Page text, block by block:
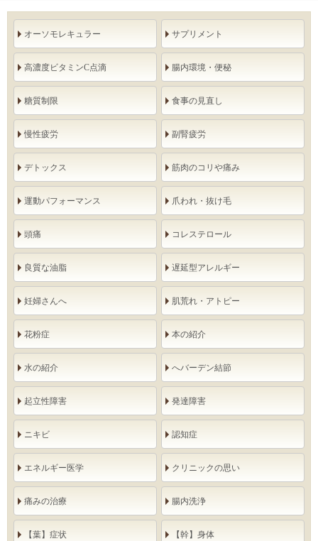
オーソモレキュラー サプリメント
高濃度ビタミンC点滴 腸内環境・便秘
糖質制限 食事の見直し
慢性疲労 副腎疲労
デトックス 筋肉のコリや痛み
運動パフォーマンス 爪われ・抜け毛
頭痛 コレステロール
良質な油脂 遅延型アレルギー
妊婦さんへ 肌荒れ・アトピー
花粉症 本の紹介
水の紹介 へバーデン結節
起立性障害 発達障害
ニキビ 認知症
エネルギー医学 クリニックの思い
痛みの治療 腸内洗浄
【葉】症状 【幹】身体